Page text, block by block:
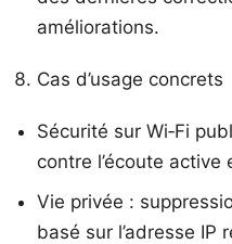
améliorations.
Cas d’usage concrets
Sécurité sur Wi‑Fi
contre l’écoute active
Vie privée :
basé sur l’adresse IP